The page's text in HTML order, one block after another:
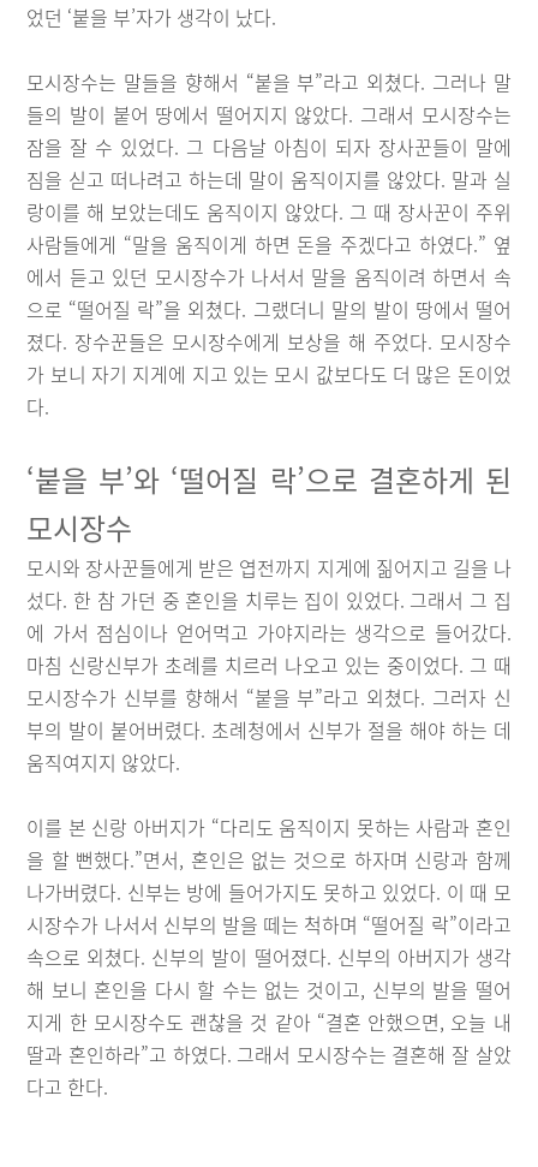
었던 ‘붙을 부’자가 생각이 났다.
모시장수는 말들을 향해서 “붙을 부”라고 외쳤다. 그러나 말
들의 발이 붙어 땅에서 떨어지지 않았다. 그래서 모시장수는
잠을 잘 수 있었다. 그 다음날 아침이 되자 장사꾼들이 말에
짐을 싣고 떠나려고 하는데 말이 움직이지를 않았다. 말과 실
랑이를 해 보았는데도 움직이지 않았다. 그 때 장사꾼이 주위
사람들에게 “말을 움직이게 하면 돈을 주겠다고 하였다.” 옆
에서 듣고 있던 모시장수가 나서서 말을 움직이려 하면서 속
으로 “떨어질 락”을 외쳤다. 그랬더니 말의 발이 땅에서 떨어
졌다. 장수꾼들은 모시장수에게 보상을 해 주었다. 모시장수
가 보니 자기 지게에 지고 있는 모시 값보다도 더 많은 돈이었
다.
‘붙을 부’와 ‘떨어질 락’으로 결혼하게 된
모시장수
모시와 장사꾼들에게 받은 엽전까지 지게에 짊어지고 길을 나
섰다. 한 참 가던 중 혼인을 치루는 집이 있었다. 그래서 그 집
에 가서 점심이나 얻어먹고 가야지라는 생각으로 들어갔다.
마침 신랑신부가 초례를 치르러 나오고 있는 중이었다. 그 때
모시장수가 신부를 향해서 “붙을 부”라고 외쳤다. 그러자 신
부의 발이 붙어버렸다. 초례청에서 신부가 절을 해야 하는 데
움직여지지 않았다.
이를 본 신랑 아버지가 “다리도 움직이지 못하는 사람과 혼인
을 할 뻔했다.”면서, 혼인은 없는 것으로 하자며 신랑과 함께
나가버렸다. 신부는 방에 들어가지도 못하고 있었다. 이 때 모
시장수가 나서서 신부의 발을 떼는 척하며 “떨어질 락”이라고
속으로 외쳤다. 신부의 발이 떨어졌다. 신부의 아버지가 생각
해 보니 혼인을 다시 할 수는 없는 것이고, 신부의 발을 떨어
지게 한 모시장수도 괜찮을 것 같아 “결혼 안했으면, 오늘 내
딸과 혼인하라”고 하였다. 그래서 모시장수는 결혼해 잘 살았
다고 한다.